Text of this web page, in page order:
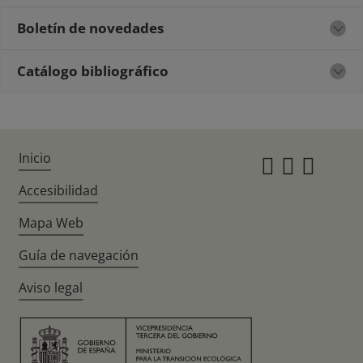
Boletín de novedades
Catálogo bibliográfico
Inicio
Accesibilidad
Mapa Web
Guía de navegación
Aviso legal